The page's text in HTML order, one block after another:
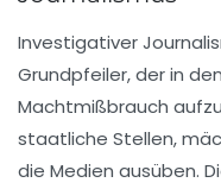
Investigativer
Grundpfeiler, der in
Machtmißbrauch
staatliche Stellen,
die Medien ausüben.